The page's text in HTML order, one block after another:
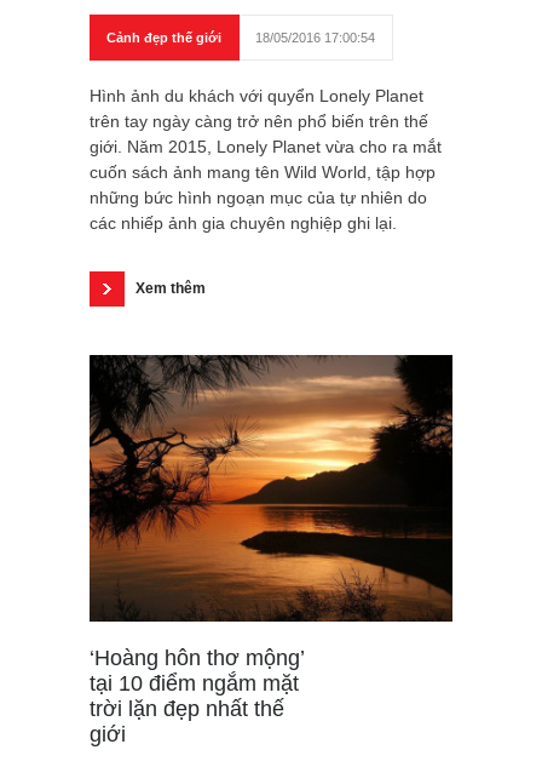
Cảnh đẹp thế giới 18/05/2016 17:00:54
Hình ảnh du khách với quyển Lonely Planet
trên tay ngày càng trở nên phổ biến trên thế
giới. Năm 2015, Lonely Planet vừa cho ra mắt
cuốn sách ảnh mang tên Wild World, tập hợp
những bức hình ngoạn mục của tự nhiên do
các nhiếp ảnh gia chuyên nghiệp ghi lại.
Xem thêm
‘Hoàng hôn thơ mộng’
tại 10 điểm ngắm mặt
trời lặn đẹp nhất thế
giới